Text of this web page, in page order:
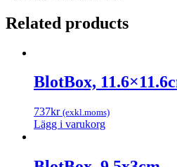
Related products
BlotBox,
737kr (exkl.moms)
Lägg i varukorg